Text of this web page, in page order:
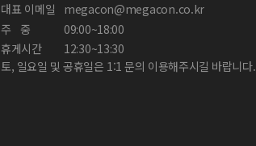
대표 이메일
megacon@megacon.co.kr
주
중
09:00~18:00
휴게시간
12:30~13:30
토, 일요일 및 공휴일은 1:1 문의 이용해주시길 바랍니다.